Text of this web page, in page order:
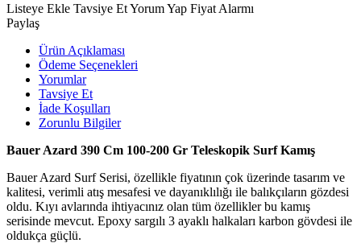
Listeye Ekle Tavsiye EtYorum Yap Fiyat Alarmı
Paylaş
Ürün Açıklaması
Ödeme Seçenekleri
Yorumlar
Tavsiye Et
İade Koşulları
Zorunlu Bilgiler
Bauer Azard 390 Cm 100-200 Gr Teleskopik Surf Kamış
Bauer Azard Surf Serisi, özellikle fiyatının çok üzerinde tasarım ve
kalitesi, verimli atış mesafesi ve dayanıklılığı ile balıkçıların gözdesi
oldu. Kıyı avlarında ihtiyacınız olan tüm özellikler bu kamış
serisinde mevcut. Epoxy sargılı 3 ayaklı halkaları karbon gövdesi ile
oldukça güçlü.